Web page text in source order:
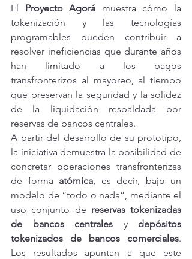
El Proyecto Agorá muestra cómo la
tokenización y las tecnologías
programables pueden contribuir a
resolver ineficiencias que durante años
han limitado a los pagos
transfronterizos al mayoreo, al tiempo
que preservan la seguridad y la solidez
de la liquidación respaldada por
reservas de bancos centrales.
A partir del desarrollo de su prototipo,
la iniciativa demuestra la posibilidad de
concretar operaciones transfronterizas
de forma atómica, es decir, bajo un
modelo de “todo o nada”, mediante el
uso conjunto de reservas tokenizadas
de bancos centrales y depósitos
tokenizados de bancos comerciales.
Los resultados apuntan a que este